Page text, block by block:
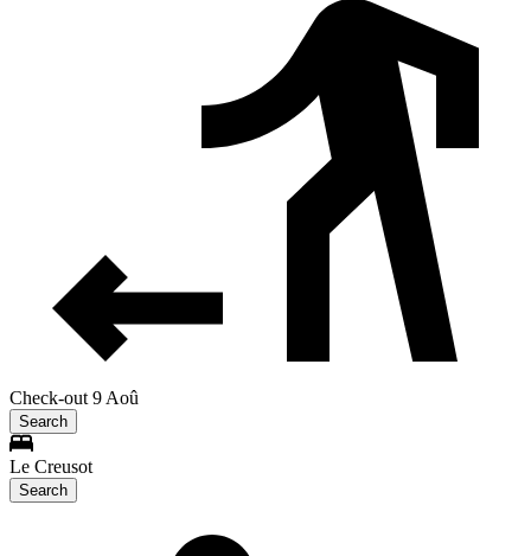
Check-out 9 Aoû
Search
Le Creusot
Search